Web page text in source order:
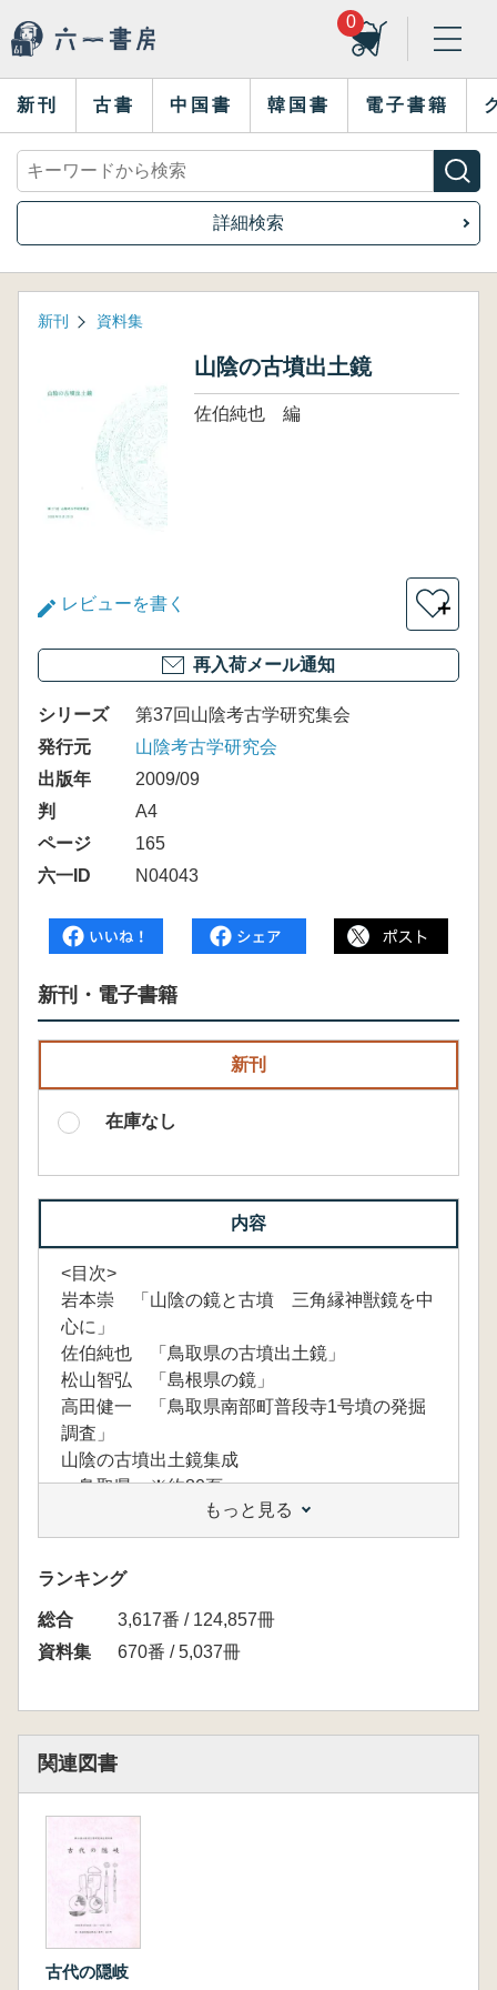
0
新刊 古書 中国書 韓国書 電子書籍
詳細検索
新刊 資料集
山陰の古墳出土鏡
佐伯純也 編
レビューを書く ＋
再入荷メール通知
シリーズ
第37回山陰考古学研究集会
発行元
山陰考古学研究会
出版年
2009/09
判
A4
ページ
165
六一ID
N04043
新刊・電子書籍
新刊
在庫なし
内容
<目次>
岩本崇 「山陰の鏡と古墳 三角縁神獣鏡を中
心に」
佐伯純也 「鳥取県の古墳出土鏡」
松山智弘 「島根県の鏡」
高田健一 「鳥取県南部町普段寺1号墳の発掘
調査」
山陰の古墳出土鏡集成
鳥取県 ※約80頁
島根県 ※約60頁もっと見る
ランキング
総合
3,617番 / 124,857冊
資料集
670番 / 5,037冊
関連図書
古代の隠岐